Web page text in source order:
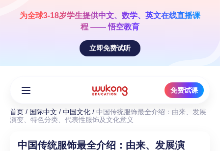
为全球3-18岁学生提供中文、数学、英文在线直播课
程 —— 悟空教育
立即免费试听
免费试课
首页 / 国际中文 / 中国文化 / 中国传统服饰最全介绍：由来、发展
演变、特色分类、代表性服饰及文化意义
中国传统服饰最全介绍：由来、发展演